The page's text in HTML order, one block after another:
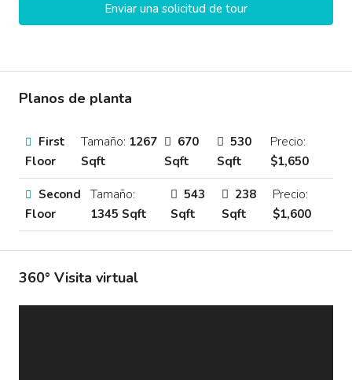
Enviar una solicitud de tour
Planos de planta
First
Floor
Tamaño: 1267
Sqft
670
Sqft
530
Sqft
Precio:
$1,650
Second
Floor
Tamaño:
1345 Sqft
543
Sqft
238
Sqft
Precio:
$1,600
360° Visita virtual